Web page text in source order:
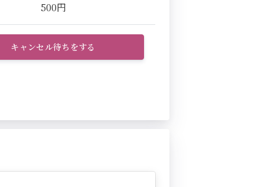
500円
キャンセル待ちをする